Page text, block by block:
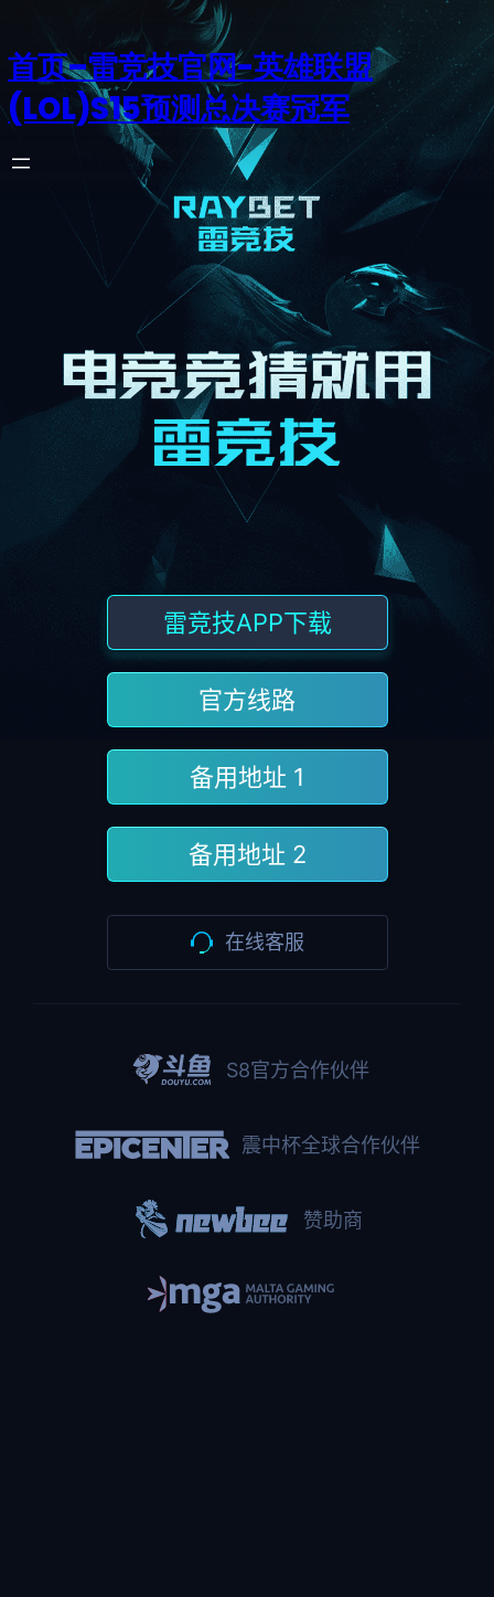
首页–雷竞技官网-英雄联盟
(LOL)S15预测总决赛冠军